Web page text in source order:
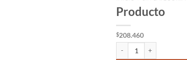
Producto
$208.460